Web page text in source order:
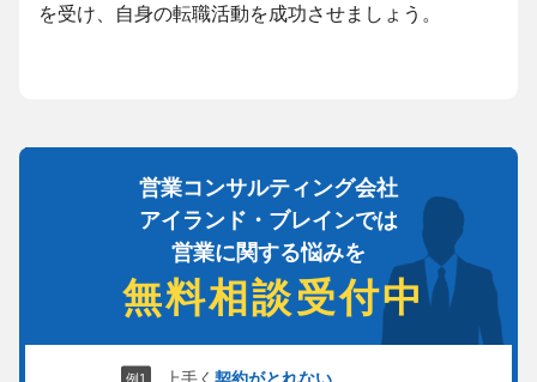
を受け、自身の転職活動を成功させましょう。
営業コンサルティング会社
アイランド・ブレインでは
営業に関する悩みを
無料相談受付中